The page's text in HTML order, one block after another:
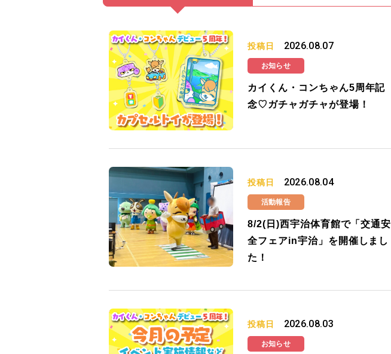
投稿日 2026.08.07
お知らせ
カイくん・コンちゃん5周年記
念♡ガチャガチャが登場！
投稿日 2026.08.04
活動報告
8/2(日)西宇治体育館で「交通安
全フェアin宇治」を開催しまし
た！
投稿日 2026.08.03
お知らせ